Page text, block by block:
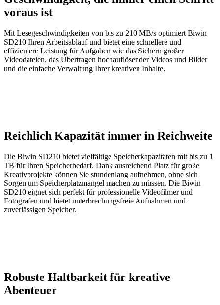
voraus ist
Mit Lesegeschwindigkeiten von bis zu 210 MB/s optimiert Biwin
SD210 Ihren Arbeitsablauf und bietet eine schnellere und
effizientere Leistung für Aufgaben wie das Sichern großer
Videodateien, das Übertragen hochauflösender Videos und Bilder
und die einfache Verwaltung Ihrer kreativen Inhalte.
Reichlich Kapazität immer in Reichweite
Die Biwin SD210 bietet vielfältige Speicherkapazitäten mit bis zu 1
TB für Ihren Speicherbedarf. Dank ausreichend Platz für große
Kreativprojekte können Sie stundenlang aufnehmen, ohne sich
Sorgen um Speicherplatzmangel machen zu müssen. Die Biwin
SD210 eignet sich perfekt für professionelle Videofilmer und
Fotografen und bietet unterbrechungsfreie Aufnahmen und
zuverlässigen Speicher.
Robuste Haltbarkeit für kreative
Abenteuer